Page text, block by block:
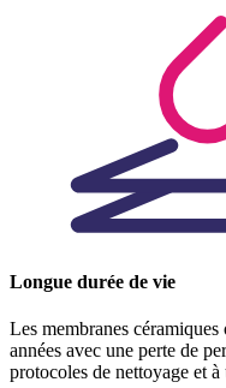
Longue durée de vie
Les membranes
années avec une perte de
protocoles de nettoyage et